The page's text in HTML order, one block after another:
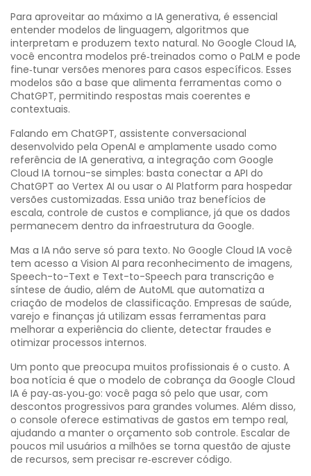
Para aproveitar ao máximo a IA generativa, é essencial
entender modelos de linguagem, algoritmos que
interpretam e produzem texto natural. No Google Cloud IA,
você encontra modelos pré‑treinados como o PaLM e pode
fine‑tunar versões menores para casos específicos. Esses
modelos são a base que alimenta ferramentas como o
ChatGPT, permitindo respostas mais coerentes e
contextuais.
Falando em ChatGPT, assistente conversacional
desenvolvido pela OpenAI e amplamente usado como
referência de IA generativa, a integração com Google
Cloud IA tornou-se simples: basta conectar a API do
ChatGPT ao Vertex AI ou usar o AI Platform para hospedar
versões customizadas. Essa união traz benefícios de
escala, controle de custos e compliance, já que os dados
permanecem dentro da infraestrutura da Google.
Mas a IA não serve só para texto. No Google Cloud IA você
tem acesso a Vision AI para reconhecimento de imagens,
Speech-to-Text e Text-to-Speech para transcrição e
síntese de áudio, além de AutoML que automatiza a
criação de modelos de classificação. Empresas de saúde,
varejo e finanças já utilizam essas ferramentas para
melhorar a experiência do cliente, detectar fraudes e
otimizar processos internos.
Um ponto que preocupa muitos profissionais é o custo. A
boa notícia é que o modelo de cobrança da Google Cloud
IA é pay‑as‑you‑go: você paga só pelo que usar, com
descontos progressivos para grandes volumes. Além disso,
o console oferece estimativas de gastos em tempo real,
ajudando a manter o orçamento sob controle. Escalar de
poucos mil usuários a milhões se torna questão de ajuste
de recursos, sem precisar re‑escrever código.